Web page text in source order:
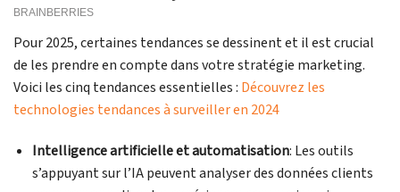
Pour 2025, certaines tendances se dessinent et il est crucial
de les prendre en compte dans votre stratégie marketing.
Voici les cinq tendances essentielles : Découvrez les
technologies tendances à surveiller en 2024
Intelligence artificielle et automatisation: Les outils
s’appuyant sur l’IA peuvent analyser des données clients